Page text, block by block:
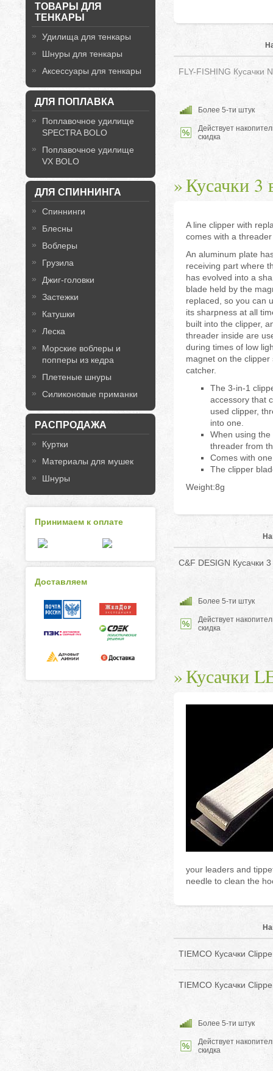
ТОВАРЫ ДЛЯ
ТЕНКАРЫ
Удилища для тенкары
Шнуры для тенкары
Аксессуары для тенкары
ДЛЯ ПОПЛАВКА
Поплавочное удилище
SPECTRA BOLO
Поплавочное удилище
VX BOLO
ДЛЯ СПИННИНГА
Спиннинги
Блесны
Воблеры
Грузила
Джиг-головки
Застежки
Катушки
Леска
Морские воблеры и
попперы из кедра
Плетеные шнуры
Силиконовые приманки
РАСПРОДАЖА
Куртки
Материалы для мушек
Шнуры
Принимаем к оплате
Доставляем
FLY-FISHING Кусачки
Более 5-ти штук
Действует
скидка
Кусачки 3
A line clipper with
comes with a
An aluminum plate
receiving part where
has evolved into a
blade held by the
replaced, so you can
its sharpness at all
built into the clipper,
threader inside are
during times of low
magnet on the clipper
catcher.
The 3-in-1
accessory that
used clipper,
into one.
When using
threader from
Comes with
The clipper
Weight:8g
C&F DESIGN Кусачки
Более 5-ти штук
Действует
скидка
Кусачки
your leaders and
needle to clean the
TIEMCO Кусачки
TIEMCO Кусачки
Более 5-ти штук
Действует
скидка